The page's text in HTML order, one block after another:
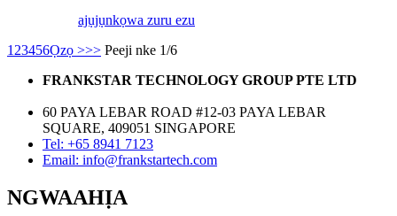
ajụjụnkọwa zuru ezu
1 23456Ọzọ >>> Peeji nke 1/6
FRANKSTAR TECHNOLOGY GROUP PTE LTD
60 PAYA LEBAR ROAD #12-03 PAYA LEBAR
SQUARE, 409051 SINGAPORE
Tel: +65 8941 7123
Email: info@frankstartech.com
NGWAAHỊA